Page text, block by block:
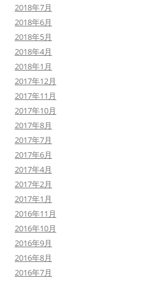
2018年7月
2018年6月
2018年5月
2018年4月
2018年1月
2017年12月
2017年11月
2017年10月
2017年8月
2017年7月
2017年6月
2017年4月
2017年2月
2017年1月
2016年11月
2016年10月
2016年9月
2016年8月
2016年7月